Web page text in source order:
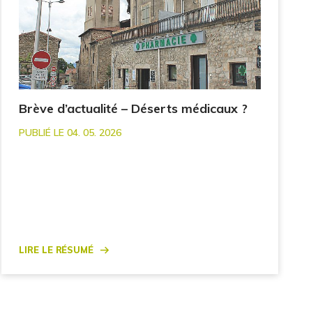
Brève d’actualité – Déserts médicaux ?
PUBLIÉ LE 04. 05. 2026
Lire le résumé